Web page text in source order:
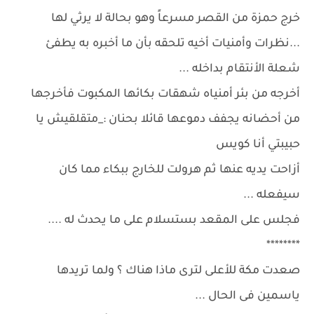
خرج حمزة من القصر مسرعاً وهو بحالة لا يرثي لها
...نظرات وأمنيات أخيه تلحقه بأن ما أخبره به يطفئ
شعلة الأنتقام بداخله ...
أخرجه من بئر أمنياه شهقات بكائها المكبوت فأخرجها
من أحضانه يجفف دموعها قائلا بحنان :_متقلقيش يا
حبيبتي أنا كويس
أزاحت يديه عنها ثم هرولت للخارج ببكاء مما كان
سيفعله ...
فجلس على المقعد بستسلام على ما يحدث له ....
********
صعدت مكة للأعلى لترى ماذا هناك ؟ ولما تريدها
ياسمين فى الحال ...